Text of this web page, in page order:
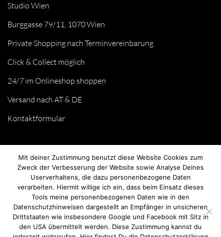
Studio Wien
Burggasse 79/11, 1070 Wien
Private Shopping nach Terminvereinbarung
Click & Collect möglich
24/7 im Onlineshop shoppen
Versand nach AT & DE
Kontaktformular
© we love handmade 2026. All rights reserved.
Mit deiner Zustimmung benutzt diese Website Cookies zum
Zweck der Verbesserung der Website sowie Analyse Deines
Userverhaltens, die dazu personenbezogene Daten
verarbeiten. Hiermit willige ich ein, dass beim Einsatz dieses
Tools meine personenbezogenen Daten wie in den
Datenschutzhinweisen dargestellt an Empfänger in unsicheren
Drittstaaten wie insbesondere Google und Facebook mit Sitz in
den USA übermittelt werden. Diese Zustimmung kannst du